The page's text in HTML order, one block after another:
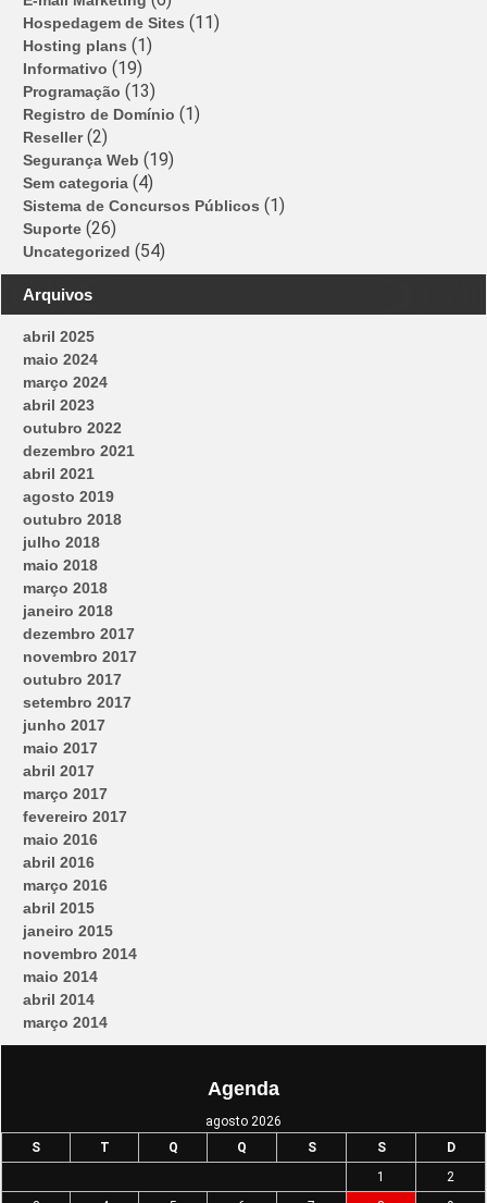
Hospedagem de Sites (11)
Hosting plans (1)
Informativo (19)
Programação (13)
Registro de Domínio (1)
Reseller(2)
Segurança Web (19)
Sem categoria (4)
Sistema de Concursos Públicos (1)
Suporte (26)
Uncategorized (54)
Arquivos
abril 2025
maio 2024
março 2024
abril 2023
outubro 2022
dezembro 2021
abril 2021
agosto 2019
outubro 2018
julho 2018
maio 2018
março 2018
janeiro 2018
dezembro 2017
novembro 2017
outubro 2017
setembro 2017
junho 2017
maio 2017
abril 2017
março 2017
fevereiro 2017
maio 2016
abril 2016
março 2016
abril 2015
janeiro 2015
novembro 2014
maio 2014
abril 2014
março 2014
Agenda
agosto 2026
S
T Q Q S S
D
1
2